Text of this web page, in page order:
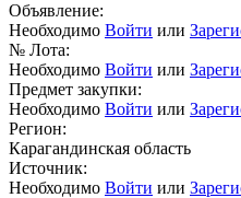
Объявление:
Необходимо Войти или
№ Лота:
Необходимо Войти или
Предмет закупки:
Необходимо Войти или
Регион:
Карагандинская область
Источник:
Необходимо Войти или